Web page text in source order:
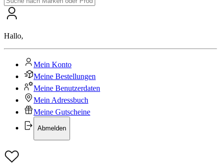
Hallo,
Mein Konto
Meine Bestellungen
Meine Benutzerdaten
Mein Adressbuch
Meine Gutscheine
Abmelden